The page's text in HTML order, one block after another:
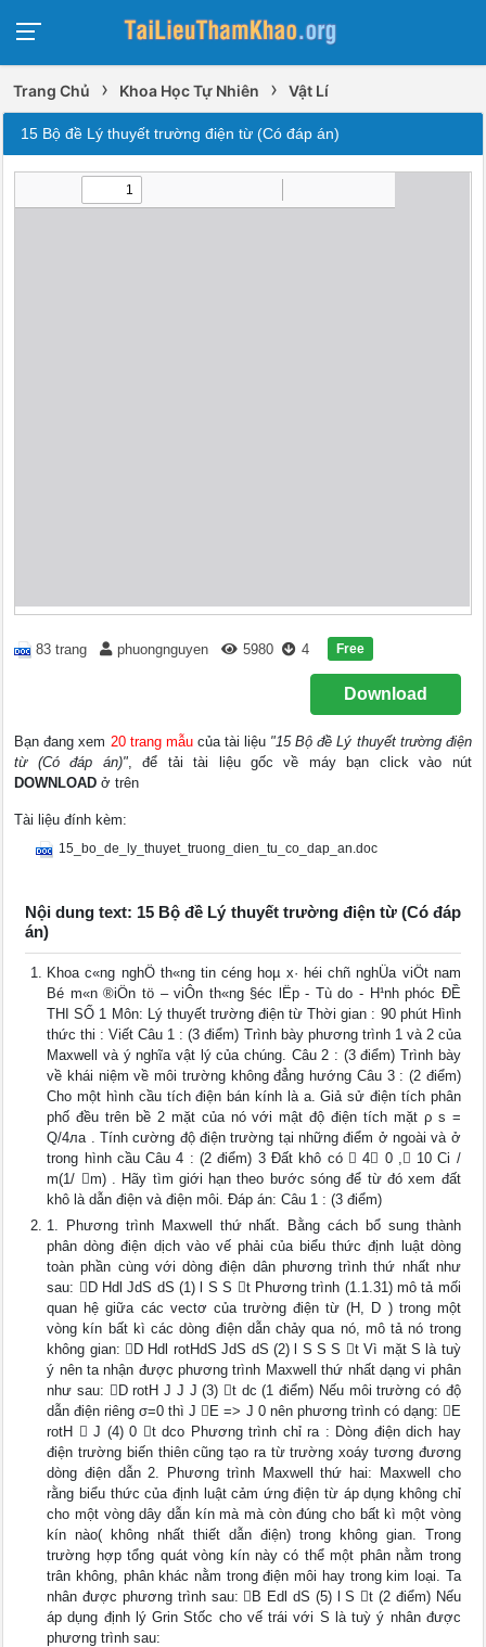
Trang Chủ › Khoa Học Tự Nhiên › Vật Lí
15 Bộ đề Lý thuyết trường điện từ (Có đáp án)
83 trang phuongnguyen 5980 4 Free
Download
Bạn đang xem 20 trang mẫucủa tài liệu "15 Bộ đề Lý thuyết trường điện
từ (Có đáp án)", để tải tài liệu gốc về máy bạn click vào nút
DOWNLOAD ở trên
Tài liệu đính kèm:
15_bo_de_ly_thuyet_truong_dien_tu_co_dap_an.doc
Nội dung text: 15 Bộ đề Lý thuyết trường điện từ (Có đáp
án)
Khoa c«ng nghÖ th«ng tin céng hoµ x· héi chñ nghÜa viÖt nam
Bé m«n ®iÖn tö – viÔn th«ng §éc lËp - Tù do - H¹nh phóc ĐỀ
THI SỐ 1 Môn: Lý thuyết trường điện từ Thời gian : 90 phút Hình
thức thi : Viết Câu 1 : (3 điểm) Trình bày phương trình 1 và 2 của
Maxwell và ý nghĩa vật lý của chúng. Câu 2 : (3 điểm) Trình bày
về khái niệm về môi trường không đẳng hướng Câu 3 : (2 điểm)
Cho một hình cầu tích điện bán kính là a. Giả sử điện tích phân
phố đều trên bề 2 mặt của nó với mật độ điện tích mặt ρ s =
Q/4лa . Tính cường độ điện trường tại những điểm ở ngoài và ở
trong hình cầu Câu 4 : (2 điểm) 3 Đất khô có  4 0 , 10 Ci /
m(1/ m) . Hãy tìm giới hạn theo bước sóng để từ đó xem đất
khô là dẫn điện và điện môi. Đáp án: Câu 1 : (3 điểm)
1. Phương trình Maxwell thứ nhất. Bằng cách bổ sung thành
phân dòng điện dịch vào vế phải của biểu thức định luật dòng
toàn phần cùng với dòng điện dân phương trình thứ nhất như
sau: D Hdl JdS dS (1) l S S t Phương trình (1.1.31) mô tả mối
quan hệ giữa các vectơ của trường điện từ (H, D ) trong một
vòng kín bất kì các dòng điện dẫn chảy qua nó, mô tả nó trong
không gian: D Hdl rotHdS JdS dS (2) l S S S t Vì mặt S là tuỳ
ý nên ta nhận được phương trình Maxwell thứ nhất dạng vi phân
như sau: D rotH J J J (3) t dc (1 điểm) Nếu môi trường có độ
dẫn điện riêng σ=0 thì J E => J 0 nên phương trình có dạng: E
rotH  J (4) 0 t dco Phương trình chỉ ra : Dòng điện dich hay
điện trường biến thiên cũng tạo ra từ trường xoáy tương đương
dòng điện dẫn 2. Phương trình Maxwell thứ hai: Maxwell cho
rằng biểu thức của định luật cảm ứng điện từ áp dụng không chỉ
cho một vòng dây dẫn kín mà mà còn đúng cho bất kì một vòng
kín nào( không nhất thiết dẫn điện) trong không gian. Trong
trường hợp tổng quát vòng kín này có thể một phân nằm trong
trân không, phân khác nằm trong điện môi hay trong kim loại. Ta
nhân được phương trình sau: B Edl dS (5) l S t (2 điểm) Nếu
áp dụng định lý Grin Stốc cho vế trái với S là tuỳ ý nhân được
phương trình sau: